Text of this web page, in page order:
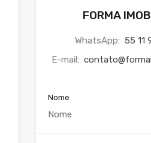
FORMA
WhatsApp: 55 11
E-mail:
Nome